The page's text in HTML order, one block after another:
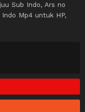
Sub Indo, Ars no
Mp4 untuk HP,